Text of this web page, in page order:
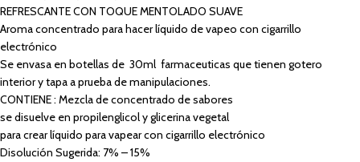
REFRESCANTE CON TOQUE MENTOLADO SUAVE
Aroma concentrado para hacer líquido de vapeo con cigarrillo
electrónico
Se envasa en botellas de 30ml farmaceuticas que tienen gotero
interior y tapa a prueba de manipulaciones.
CONTIENE : Mezcla de concentrado de sabores
se disuelve en propilenglicol y glicerina vegetal
para crear líquido para vapear con cigarrillo electrónico
Disolución Sugerida: 7% – 15%